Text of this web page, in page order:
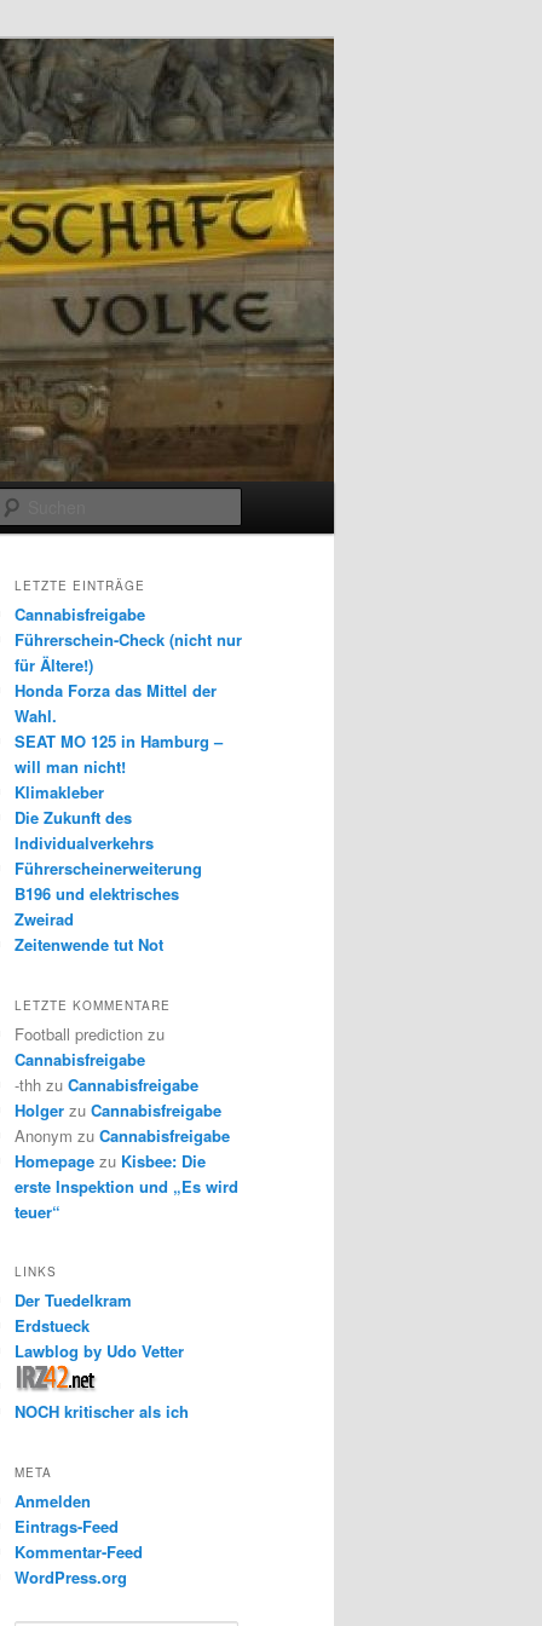
LETZTE EINTRÄGE
Cannabisfreigabe
Führerschein-Check (nicht nur
für Ältere!)
Honda Forza das Mittel der
Wahl.
SEAT MO 125 in Hamburg –
will man nicht!
Klimakleber
Die Zukunft des
Individualverkehrs
Führerscheinerweiterung
B196 und elektrisches
Zweirad
Zeitenwende tut Not
LETZTE KOMMENTARE
Football prediction zu
Cannabisfreigabe
-thh zu Cannabisfreigabe
Holger zu Cannabisfreigabe
Anonym zu Cannabisfreigabe
Homepage zu Kisbee: Die
erste Inspektion und „Es wird
teuer“
LINKS
Der Tuedelkram
Erdstueck
Lawblog by Udo Vetter
NOCH kritischer als ich
META
Anmelden
Eintrags-Feed
Kommentar-Feed
WordPress.org